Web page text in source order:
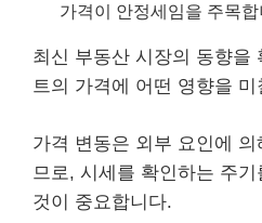
가격이 안정세임을 주목합
최신 부동산 시장의 동향을
트의 가격에 어떤 영향을
가격 변동은 외부 요인에
므로, 시세를 확인하는 주
것이 중요합니다.